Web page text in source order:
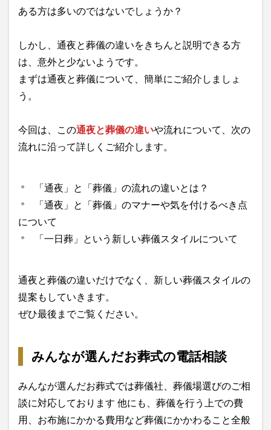
ある方は多いのではないでしょうか？
しかし、通夜と葬儀の違いをきちんと説明できる方
は、意外と少ないようです。
まずは通夜と葬儀について、簡単にご紹介しましょ
う。
今回は、この通夜と葬儀の違いや流れについて、次の
流れに沿って詳しくご紹介します。
「通夜」と「葬儀」の流れの違いとは？
「通夜」と「葬儀」のマナーや気を付けるべき点
について
「一日葬」という新しい葬儀スタイルについて
通夜と葬儀の違いだけでなく、新しい葬儀スタイルの
提案もしていきます。
ぜひ最後までご覧ください。
みんなが選んだお葬式の電話相談
みんなが選んだお葬式では葬儀社、葬儀場選びのご相
談に対応しております 他にも、葬儀を行う上での費
用、お布施にかかる費用など葬儀にかかわること全般